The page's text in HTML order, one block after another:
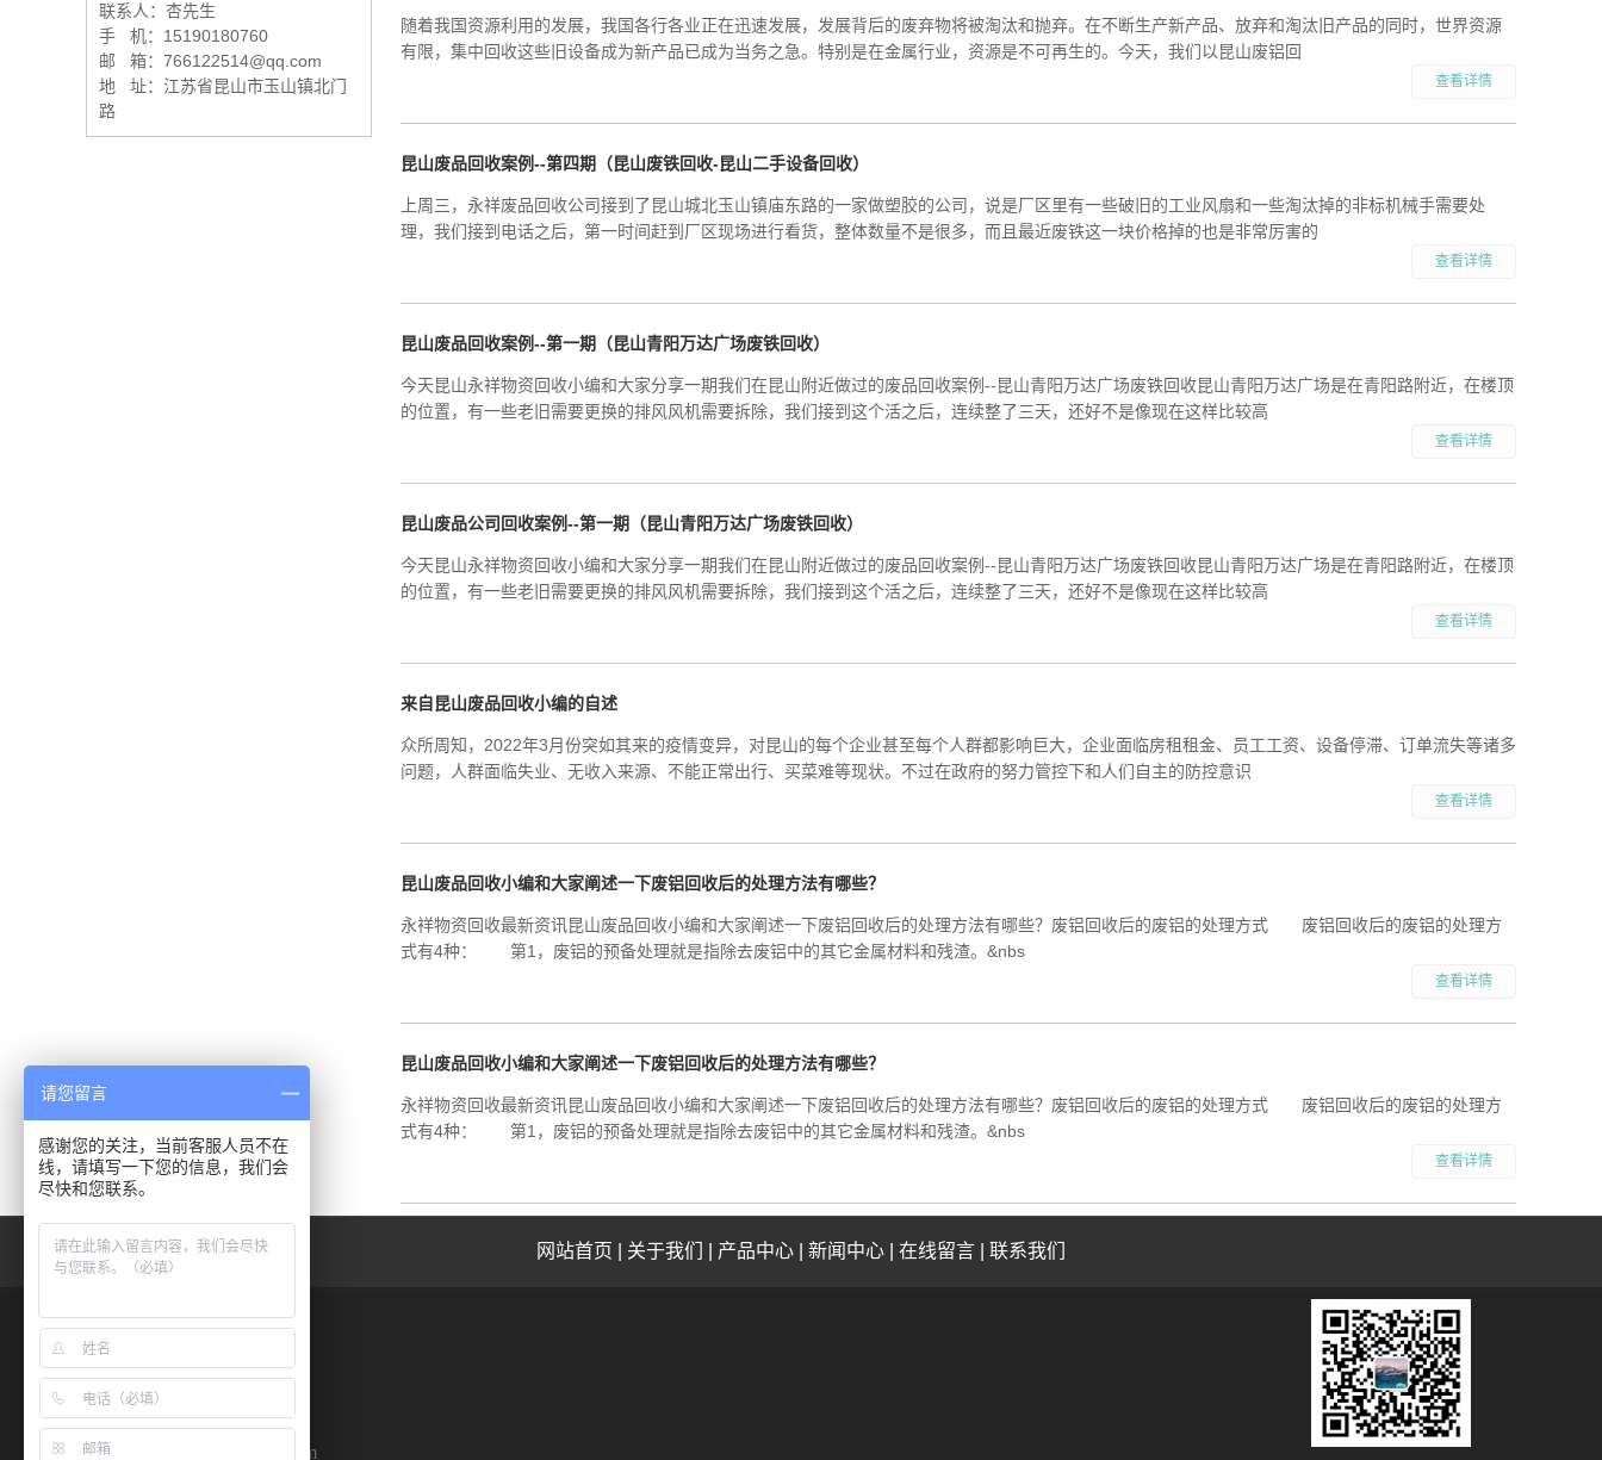
联系人：杏先生
手 机：15190180760
邮 箱：766122514@qq.com
地 址：江苏省昆山市玉山镇北门
路
随着我国资源利用的发展，我国各行各业正在迅速发展，发展背后的废弃物将被淘汰和抛弃。在不断生产新产品、放弃和淘汰旧产品的同时，世界资源
有限，集中回收这些旧设备成为新产品已成为当务之急。特别是在金属行业，资源是不可再生的。今天，我们以昆山废铝回
查看详情
昆山废品回收案例--第四期（昆山废铁回收-昆山二手设备回收）
上周三，永祥废品回收公司接到了昆山城北玉山镇庙东路的一家做塑胶的公司，说是厂区里有一些破旧的工业风扇和一些淘汰掉的非标机械手需要处
理，我们接到电话之后，第一时间赶到厂区现场进行看货，整体数量不是很多，而且最近废铁这一块价格掉的也是非常厉害的
查看详情
昆山废品回收案例--第一期（昆山青阳万达广场废铁回收）
今天昆山永祥物资回收小编和大家分享一期我们在昆山附近做过的废品回收案例--昆山青阳万达广场废铁回收昆山青阳万达广场是在青阳路附近，在楼顶
的位置，有一些老旧需要更换的排风风机需要拆除，我们接到这个活之后，连续整了三天，还好不是像现在这样比较高
查看详情
昆山废品公司回收案例--第一期（昆山青阳万达广场废铁回收）
今天昆山永祥物资回收小编和大家分享一期我们在昆山附近做过的废品回收案例--昆山青阳万达广场废铁回收昆山青阳万达广场是在青阳路附近，在楼顶
的位置，有一些老旧需要更换的排风风机需要拆除，我们接到这个活之后，连续整了三天，还好不是像现在这样比较高
查看详情
来自昆山废品回收小编的自述
众所周知，2022年3月份突如其来的疫情变异，对昆山的每个企业甚至每个人群都影响巨大，企业面临房租租金、员工工资、设备停滞、订单流失等诸多
问题，人群面临失业、无收入来源、不能正常出行、买菜难等现状。不过在政府的努力管控下和人们自主的防控意识
查看详情
昆山废品回收小编和大家阐述一下废铝回收后的处理方法有哪些？
永祥物资回收最新资讯昆山废品回收小编和大家阐述一下废铝回收后的处理方法有哪些？废铝回收后的废铝的处理方式 废铝回收后的废铝的处理方
式有4种： 第1，废铝的预备处理就是指除去废铝中的其它金属材料和残渣。&nbs
查看详情
昆山废品回收小编和大家阐述一下废铝回收后的处理方法有哪些？
永祥物资回收最新资讯昆山废品回收小编和大家阐述一下废铝回收后的处理方法有哪些？废铝回收后的废铝的处理方式 废铝回收后的废铝的处理方
式有4种： 第1，废铝的预备处理就是指除去废铝中的其它金属材料和残渣。&nbs
查看详情
网站首页 关于我们 产品中心 新闻中心 在线留言 联系我们
永祥物资回收
联系人：杏先生
手 机：15190180760
邮 箱：766122514@qq.com
请您留言
感谢您的关注，当前客服人员不在
线，请填写一下您的信息，我们会
尽快和您联系。